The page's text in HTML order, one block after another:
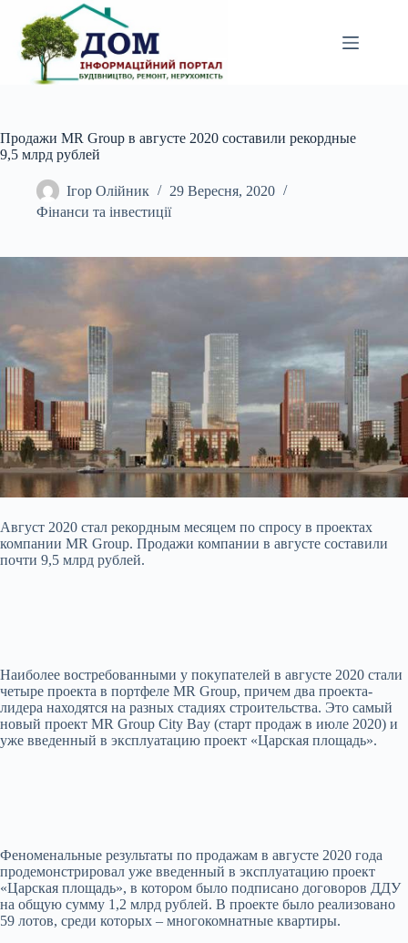
вмісту
Продажи MR Group в августе 2020 составили рекордные
9,5 млрд рублей
Ігор Олійник
29 Вересня, 2020
Фінанси та інвестиції
Август 2020 стал рекордным месяцем по спросу в проектах
компании MR Group. Продажи компании в августе составили
почти 9,5 млрд рублей.
Наиболее востребованными у покупателей в августе 2020 стали
четыре проекта в портфеле MR Group, причем два проекта-
лидера находятся на разных стадиях строительства. Это самый
новый проект MR Group City Bay (старт продаж в июле 2020) и
уже введенный в эксплуатацию проект «Царская площадь».
Феноменальные результаты по продажам в августе 2020 года
продемонстрировал уже введенный в эксплуатацию проект
«Царская площадь», в котором было подписано договоров ДДУ
на общую сумму 1,2 млрд рублей. В проекте было реализовано
59 лотов, среди которых – многокомнатные квартиры.